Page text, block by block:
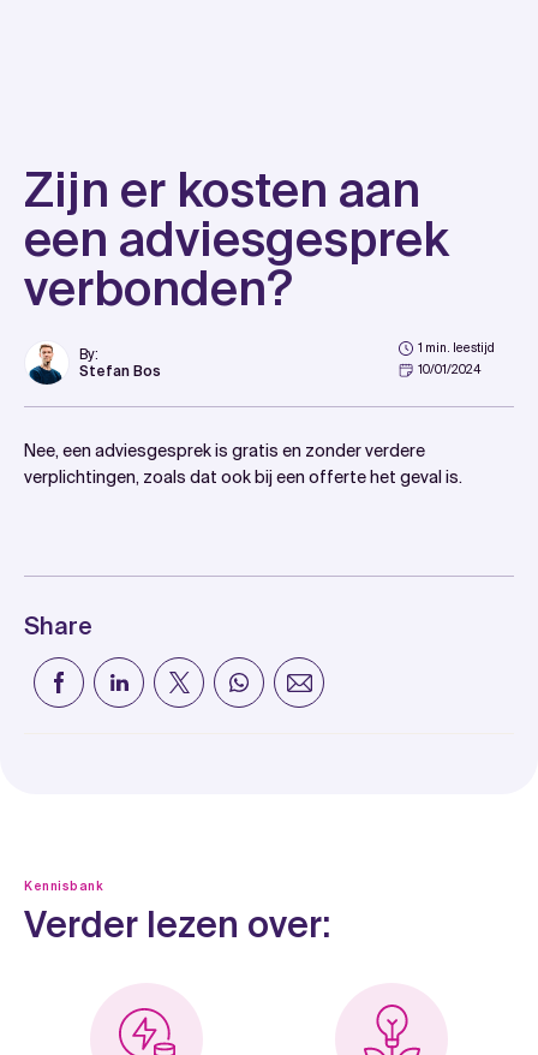
Zijn er kosten aan
een adviesgesprek
verbonden?
By:
Stefan Bos
1 min. leestijd
10/01/2024
Nee, een adviesgesprek is gratis en zonder verdere
verplichtingen, zoals dat ook bij een offerte het geval is.
Share
Kennisbank
Verder lezen over: